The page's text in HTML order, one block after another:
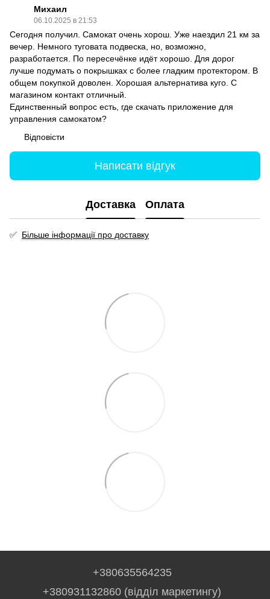
Михаил
06.10.2025 в 21:53
Сегодня получил. Самокат очень хорош. Уже наездил 21 км за
вечер. Немного туговата подвеска, но, возможно,
разработается. По пересечёнке идёт хорошо. Для дорог
лучше подумать о покрышках с более гладким протектором. В
общем покупкой доволен. Хорошая альтернатива куго. С
магазином контакт отличный.
Единственный вопрос есть, где скачать приложение для
управления самокатом?
Відповісти
Написати відгук
Доставка Оплата
✅ Більше інформації про доставку
+380635564235
+380931132860 (відділ маркетингу)